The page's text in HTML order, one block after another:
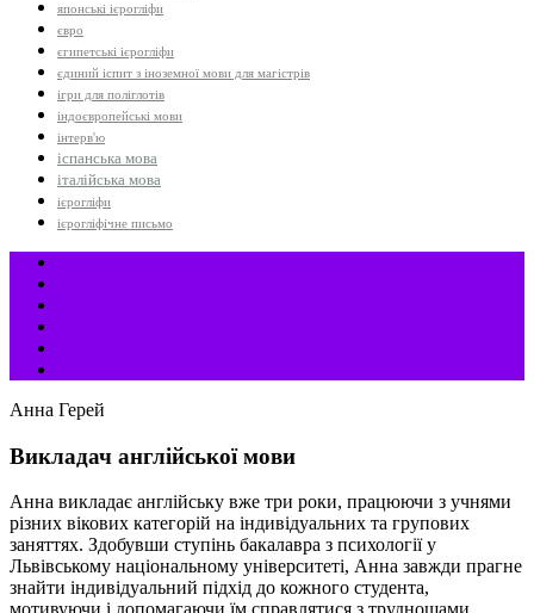
японські ієрогліфи
євро
єгипетські ієрогліфи
єдиний іспит з іноземної мови для магістрів
ігри для поліглотів
індоєвропейські мови
інтерв'ю
іспанська мова
італійська мова
ієрогліфи
ієрогліфічне письмо
Анна Герей
Викладач англійської мови
Анна викладає англійську вже три роки, працюючи з учнями
різних вікових категорій на індивідуальних та групових
заняттях. Здобувши ступінь бакалавра з психології у
Львівському національному університеті, Анна завжди прагне
знайти індивідуальний підхід до кожного студента,